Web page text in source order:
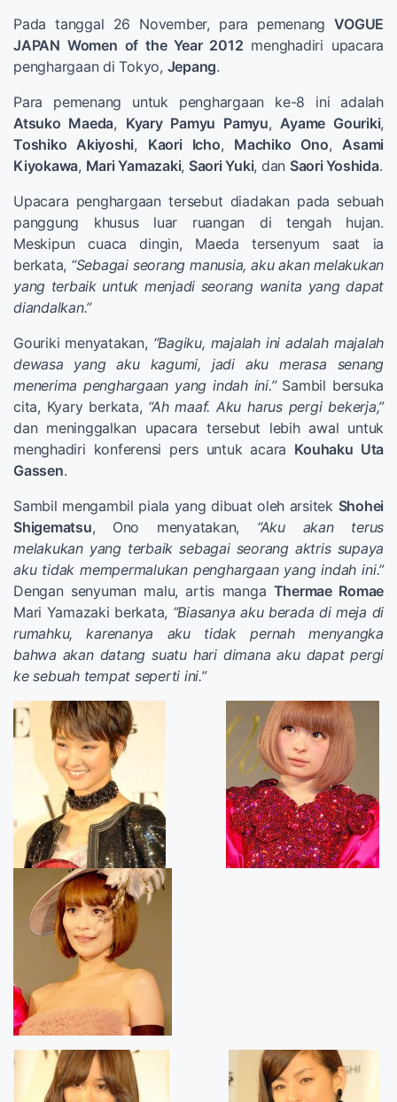
Pada tanggal 26 November, para pemenangVOGUE
JAPAN Women of the Year 2012 menghadiri upacara
penghargaan di Tokyo, Jepang.
Para pemenang untuk penghargaan ke-8 ini adalah
Atsuko Maeda, Kyary Pamyu Pamyu, Ayame Gouriki,
Toshiko Akiyoshi, Kaori Icho, Machiko Ono, Asami
Kiyokawa, Mari Yamazaki, Saori Yuki, dan Saori Yoshida.
Upacara penghargaan tersebut diadakan pada sebuah
panggung khusus luar ruangan di tengah hujan.
Meskipun cuaca dingin, Maeda tersenyum saat ia
berkata, “Sebagai seorang manusia, aku akan melakukan
yang terbaik untuk menjadi seorang wanita yang dapat
diandalkan.”
Gouriki menyatakan, “Bagiku, majalah ini adalah majalah
dewasa yang aku kagumi, jadi aku merasa senang
menerima penghargaan yang indah ini.” Sambil bersuka
cita, Kyary berkata, “Ah maaf. Aku harus pergi bekerja,”
dan meninggalkan upacara tersebut lebih awal untuk
menghadiri konferensi pers untuk acara Kouhaku Uta
Gassen.
Sambil mengambil piala yang dibuat oleh arsitek Shohei
Shigematsu, Ono menyatakan, “Aku akan terus
melakukan yang terbaik sebagai seorang aktris supaya
aku tidak mempermalukan penghargaan yang indah ini.”
Dengan senyuman malu, artis manga Thermae Romae
Mari Yamazaki berkata, “Biasanya aku berada di meja di
rumahku, karenanya aku tidak pernah menyangka
bahwa akan datang suatu hari dimana aku dapat pergi
ke sebuah tempat seperti ini.”